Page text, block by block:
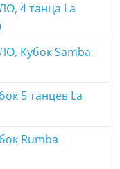
4 танца La
Кубок Samba
5 танцев La
Rumba